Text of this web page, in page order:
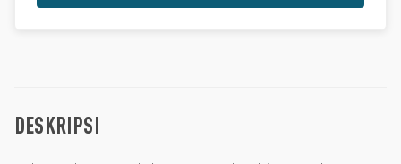
DESKRIPSI